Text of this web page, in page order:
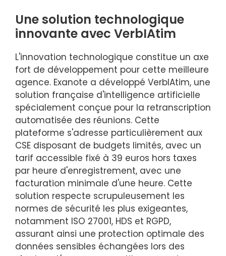
Une solution technologique
innovante avec VerbIAtim
L'innovation technologique constitue un axe
fort de développement pour cette meilleure
agence. Exanote a développé VerbIAtim, une
solution française d'intelligence artificielle
spécialement conçue pour la retranscription
automatisée des réunions. Cette
plateforme s'adresse particulièrement aux
CSE disposant de budgets limités, avec un
tarif accessible fixé à 39 euros hors taxes
par heure d'enregistrement, avec une
facturation minimale d'une heure. Cette
solution respecte scrupuleusement les
normes de sécurité les plus exigeantes,
notamment ISO 27001, HDS et RGPD,
assurant ainsi une protection optimale des
données sensibles échangées lors des